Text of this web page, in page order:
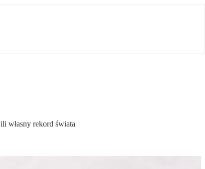
własny rekord świata